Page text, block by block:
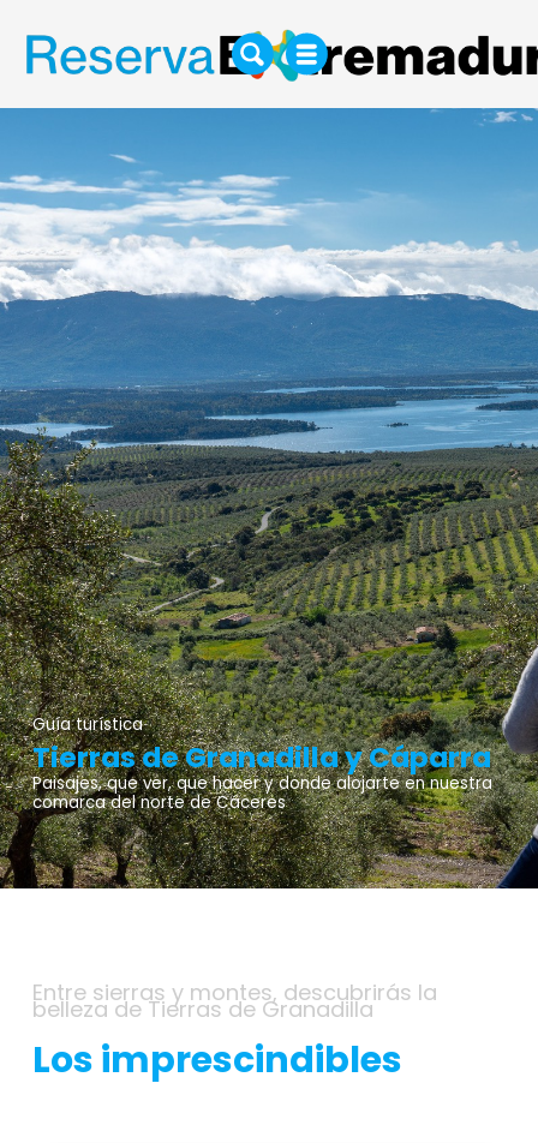
Guía turística
Tierras de Granadilla y Cáparra
Paisajes, que ver, que hacer y donde alojarte en nuestra
comarca del norte de Cáceres
Entre sierras y montes, descubrirás la
belleza de Tierras de Granadilla
Los imprescindibles